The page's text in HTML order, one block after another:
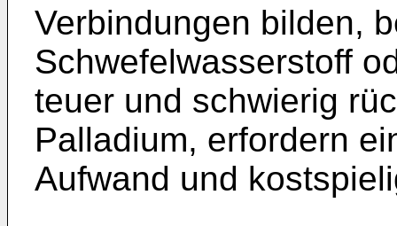
Verbindungen bilden,
Schwefelwasserstoff
teuer und schwierig
Palladium, erfordern
Aufwand und